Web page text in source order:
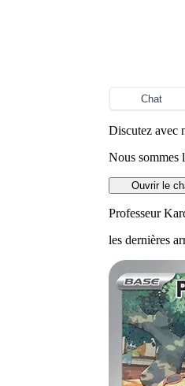
Chat
Discutez avec
Nous sommes
Ouvrir le
Professeur
les dernières